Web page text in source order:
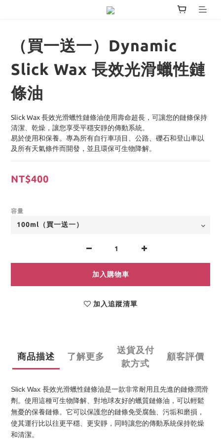
（買一送一）Dynamic
Slick Wax 長效光滑蠟性鏈
條油
Slick Wax 長效光滑蠟性鏈條油使用壽命超長，可讓您的鏈條保持
清潔、乾燥，讓您享受平穩安靜的傳動系統。
易於使用和保養。專為所有自行車項目、公路、礫石和登山車以
及所有天氣條件而開發，並且環保可生物降解。
NT$400
容量
加入購物車
加入追蹤清單
商品描述 了解更多
送貨及付
款方式
顧客評價
Slick Wax 長效光滑蠟性鏈條油是一款非常耐用且先進的鏈條潤滑
劑。使用這種可生物降解、對地球友好的蠟質鏈條油，可以輕鬆
無憂的保養鏈條。它可以保護您的鏈條免受腐蝕、污垢和磨損，
使其運行比以往更平穩、更安靜，同時讓您的傳動系統保持乾燥
和清潔。